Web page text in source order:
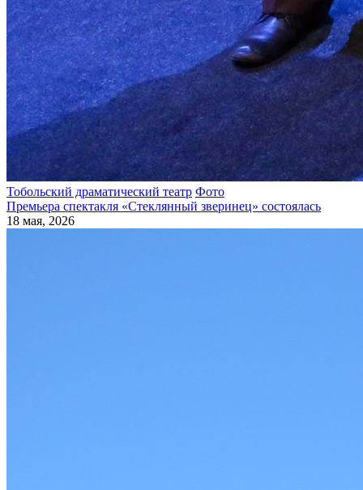
Тобольский драматический театр Фото
Премьера спектакля «Стеклянный зверинец» состоялась
18 мая, 2026